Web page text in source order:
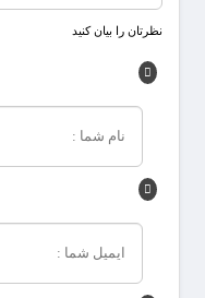
نظرتان را بیان کنید